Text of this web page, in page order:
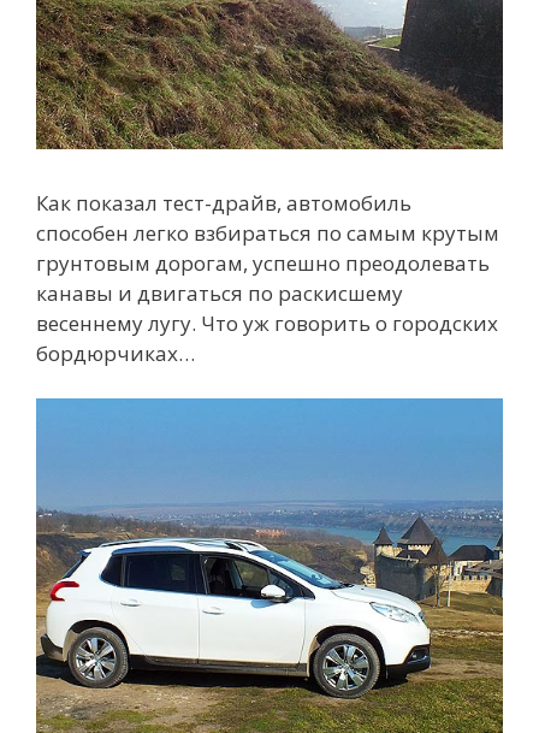
Как показал тест-драйв, автомобиль
способен легко взбираться по самым крутым
грунтовым дорогам, успешно преодолевать
канавы и двигаться по раскисшему
весеннему лугу. Что уж говорить о городских
бордюрчиках…